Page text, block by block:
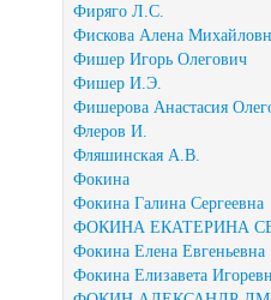
Фиряго Л.С.
Фискова Алена
Фишер Игорь Олегович
Фишер И.Э.
Фишерова Анастасия
Флеров И.
Фляшинская А.В.
Фокина
Фокина Галина Сергеевна
ФОКИНА ЕКАТЕРИНА
Фокина Елена Евгеньевна
Фокина Елизавета